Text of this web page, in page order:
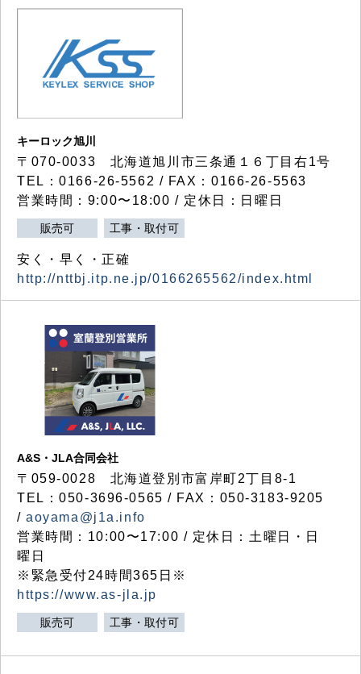
キーロック旭川
〒070-0033 北海道旭川市三条通１６丁目右1号
TEL：0166-26-5562 / FAX：0166-26-5563
営業時間：9:00〜18:00 / 定休日：日曜日
販売可 工事・取付可
安く・早く・正確
http://nttbj.itp.ne.jp/0166265562/index.html
A&S・JLA合同会社
〒 059-0028 北海道登別市富岸町2丁目 8-1
TEL：050-3696-0565 / FAX：050-3183-9205
/aoyama@j1a.info
営業時間：10:00〜17:00 / 定休日：土曜日・日
曜日
※緊急受付24時間365日※
https://www.as-jla.jp
販売可 工事・取付可